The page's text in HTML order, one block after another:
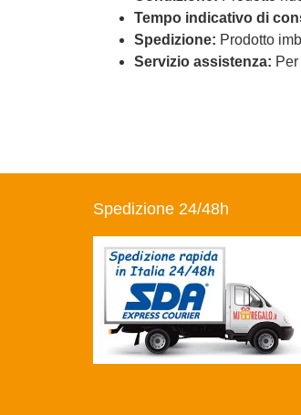
Tempo indicativo di
Spedizione: Prodotto
Servizio assistenza:
Spedizione 24/48h